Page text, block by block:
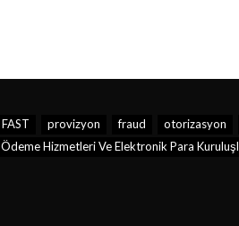
FAST provizyon fraud otorizasyon
Ödeme Hizmetleri Ve Elektronik Para